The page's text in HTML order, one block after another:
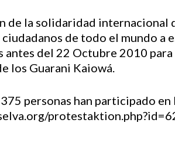
de la solidaridad internacional
ciudadanos de todo el mundo
antes del 22 Octubre 2010
los Guarani Kaiowá.
personas han participado